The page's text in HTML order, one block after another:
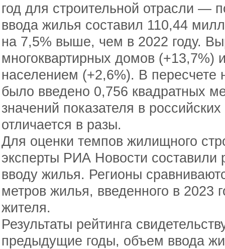
год для строительной отрасли —
ввода жилья составил 110,44
на 7,5% выше, чем в 2022 году.
многоквартирных домов
населением (+2,6%). В пересчете
было введено 0,756 квадратных
значений показателя в
отличается в разы.
Для оценки темпов жилищного
эксперты РИА Новости составили
вводу жилья. Регионы
метров жилья, введенного в 2023
жителя.
Результаты рейтинга
предыдущие годы, объем ввода